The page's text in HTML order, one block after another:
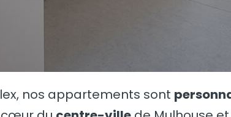
nos appartements sont